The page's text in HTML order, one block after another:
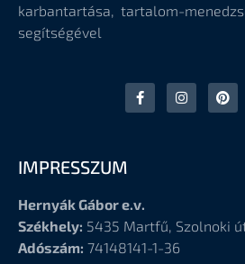
karbantartása, tartalom-
segítségével
IMPRESSZUM
Hernyák Gábor e.v.
Székhely: 5435 Martfű, Szolnoki
Adószám: 74148141-1-36